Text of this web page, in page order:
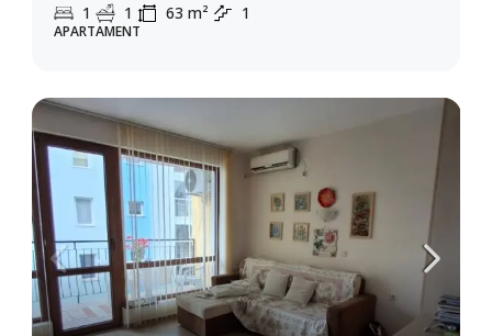
1 1 63 m² 1
APARTAMENT